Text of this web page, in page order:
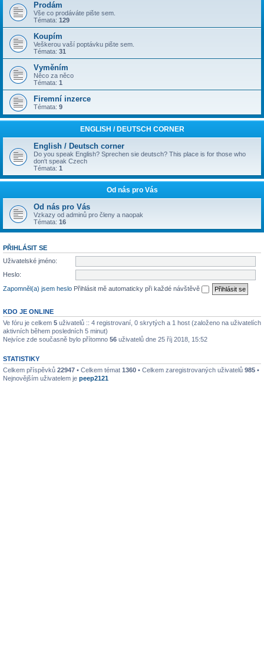
Prodám
Vše co prodáváte pište sem.
Témata: 129
Koupím
Veškerou vaší poptávku pište sem.
Témata: 31
Vyměním
Něco za něco
Témata: 1
Firemní inzerce
Témata: 9
ENGLISH / DEUTSCH CORNER
English / Deutsch corner
Do you speak English? Sprechen sie deutsch? This place is for those who
don't speak Czech
Témata: 1
Od nás pro Vás
Od nás pro Vás
Vzkazy od adminů pro členy a naopak
Témata: 16
PŘIHLÁSIT SE
Uživatelské jméno:
Heslo:
Zapomněl(a) jsem heslo Přihlásit mě automaticky při každé návštěvě
KDO JE ONLINE
Ve fóru je celkem 5 uživatelů :: 4 registrovaní, 0 skrytých a 1 host (založeno na uživatelích
aktivních během posledních 5 minut)
Nejvíce zde současně bylo přítomno 56 uživatelů dne 25 říj 2018, 15:52
STATISTIKY
Celkem příspěvků 22947 • Celkem témat 1360 • Celkem zaregistrovaných uživatelů 985 •
Nejnovějším uživatelem je peep2121